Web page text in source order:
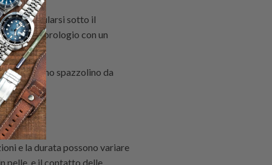
accumularsi sotto il
asciuga l'orologio con un
con uno spazzolino da
e la durata possono variare
pelle, e il contatto delle